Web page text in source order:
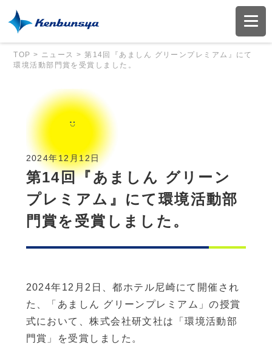
TOP > ニュース >第14回『あましん グリーンプレミアム』にて
環境活動部門賞を受賞しました。
2024年12月12日
第14回『あましん グリーン
プレミアム』にて環境活動部
門賞を受賞しました。
2024年12月2日、都ホテル尼崎にて開催され
た、「あましん グリーンプレミアム」の授賞
式において、株式会社研文社は「環境活動部
門賞」を受賞しました。